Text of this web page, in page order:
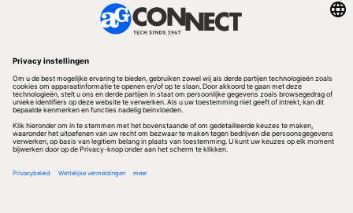
Redactionele partner